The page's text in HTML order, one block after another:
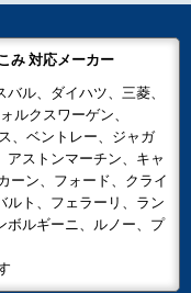
み 対応メーカー
ル、ダイハツ、三菱、
ルクスワーゲン、
、ベントレー、ジャガ
アストンマーチン、キャ
ーン、フォード、クライ
ルト、フェラーリ、ラン
ボルギーニ、ルノー、プ